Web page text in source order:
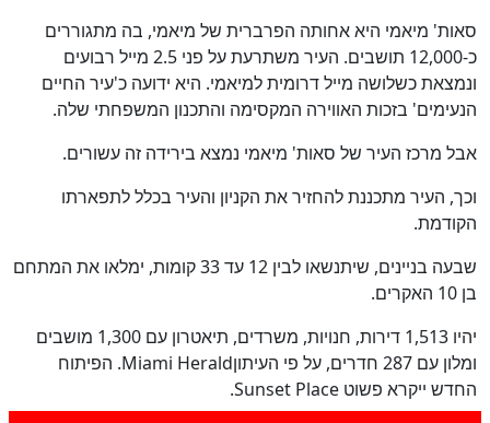
סאות' מיאמי היא אחותה הפרברית של מיאמי, בה מתגוררים
כ-12,000 תושבים. העיר משתרעת על פני 2.5 מייל רבועים
ונמצאת כשלושה מייל דרומית למיאמי. היא ידועה כ'עיר החיים
הנעימים' בזכות האווירה המקסימה והתכנון המשפחתי שלה.
אבל מרכז העיר של סאות' מיאמי נמצא בירידה זה עשורים.
וכך, העיר מתכננת להחזיר את הקניון והעיר בכלל לתפארתו
הקודמת.
שבעה בניינים, שיתנשאו לבין 12 עד 33 קומות, ימלאו את המתחם
בן 10 האקרים.
יהיו 1,513 דירות, חנויות, משרדים, תיאטרון עם 1,300 מושבים
ומלון עם 287 חדרים, על פי העיתוןMiami Herald. הפיתוח
החדש ייקרא פשוט Sunset Place.